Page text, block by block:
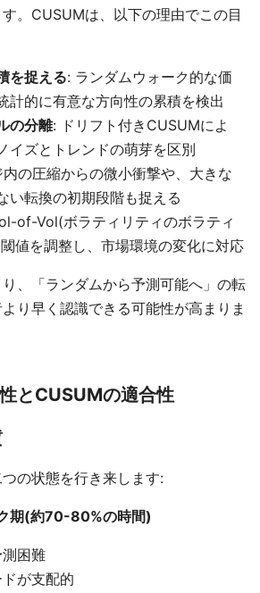
。CUSUMは、以下の理由でこの目
を捉える: ランダムウォーク的な価
計的に有意な方向性の累積を検出
の分離: ドリフト付きCUSUMによ
イズとトレンドの萌芽を区別
内の圧縮からの微小衝撃や、大きな
い転換の初期段階も捉える
of-Vol(ボラティリティのボラティ
値を調整し、市場環境の変化に対応
、「ランダムから予測可能へ」の転
り早く認識できる可能性が高まりま
とCUSUMの適合性
の状態を行き来します:
期(約70-80%の時間)
困難
が支配的